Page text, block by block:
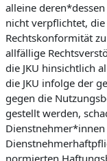
alleine
nicht verpflichtet,
Rechtskonformität
allfällige
die JKU hinsichtlich
die JKU infolge der
gegen die
gestellt werden,
Dienstnehmer*innen
normierten